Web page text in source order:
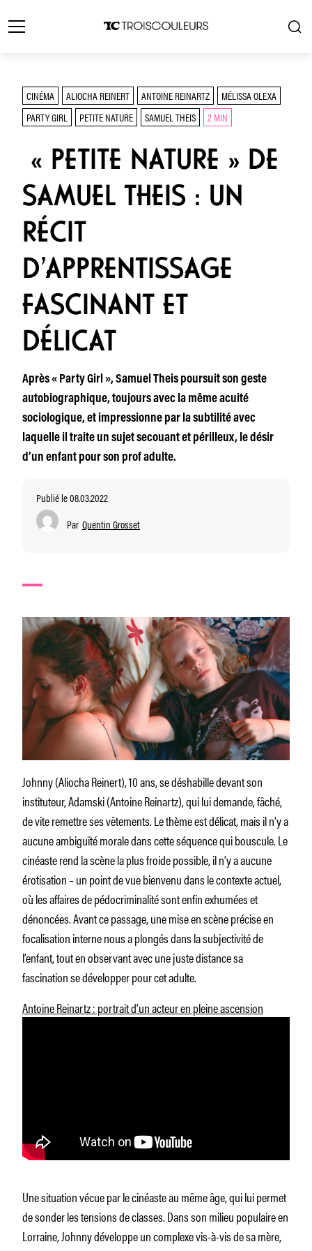
CINÉMA ALIOCHA REINERT ANTOINE REINARTZ
MÉLISSA OLEXA
PARTY GIRL
PETITE NATURE SAMUEL THEIS 2 MIN
« PETITE NATURE » DE
SAMUEL THEIS : UN
RÉCIT
D’APPRENTISSAGE
FASCINANT ET
DÉLICAT
Après « Party Girl », Samuel Theis poursuit son geste
autobiographique, toujours avec la même acuité
sociologique, et impressionne par la subtilité avec
laquelle il traite un sujet secouant et périlleux, le désir
d’un enfant pour son prof adulte.
Publié le 08.03.2022
Par Quentin Grosset
Johnny (Aliocha Reinert), 10 ans, se déshabille devant son
instituteur, Adamski (Antoine Reinartz), qui lui demande, fâché,
de vite remettre ses vêtements. Le thème est délicat, mais il n’y a
aucune ambiguïté morale dans cette séquence qui bouscule. Le
cinéaste rend la scène la plus froide possible, il n’y a aucune
érotisation – un point de vue bienvenu dans le contexte actuel,
où les affaires de pédocriminalité sont enfin exhumées et
dénoncées. Avant ce passage, une mise en scène précise en
focalisation interne nous a plongés dans la subjectivité de
l’enfant, tout en observant avec une juste distance sa
fascination se développer pour cet adulte.
Antoine Reinartz : portrait d’un acteur en pleine ascension
Une situation vécue par le cinéaste au même âge, qui lui permet
de sonder les tensions de classes. Dans son milieu populaire en
Lorraine, Johnny développe un complexe vis-à-vis de sa mère,